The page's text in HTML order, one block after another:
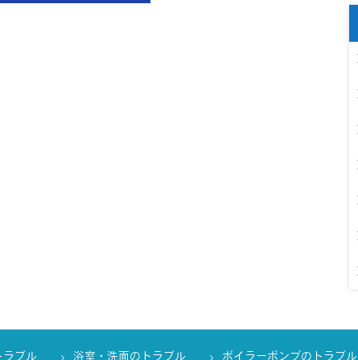
ラブル 浴室・洗面のトラブル ボイラーポンプのトラブル